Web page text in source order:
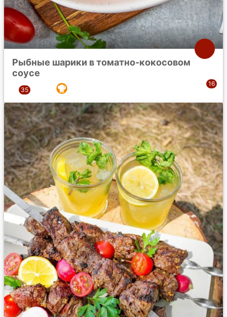
Рыбные шарики в томатно-кокосовом
соусе